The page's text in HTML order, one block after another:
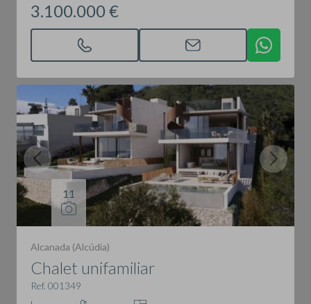
3.100.000 €
11
Alcanada (Alcúdia)
Chalet unifamiliar
Ref. 001349